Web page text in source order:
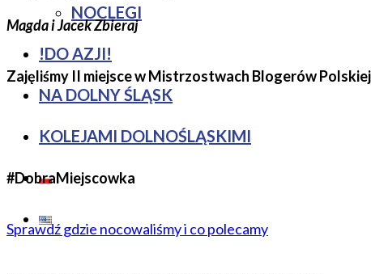
NOCLEGI
!DO AZJI!
NA DOLNY ŚLĄSK
KOLEJAMI DOLNOŚLĄSKIMI
Magda i Jacek Zbieraj
Zajęliśmy II miejsce w Mistrzostwach Blogerów
#DobraMiejscowka
Sprawdź gdzie nocowaliśmy i co polecamy